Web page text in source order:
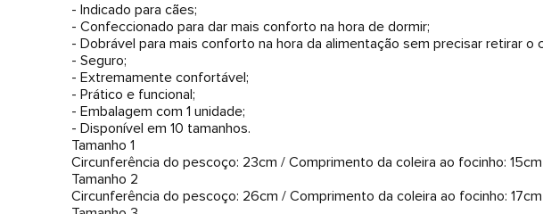
- Indicado para cães;
- Confeccionado para dar mais conforto na hora de dormir;
- Dobrável para mais conforto na hora da alimentação sem precisar retirar o
- Seguro;
- Extremamente confortável;
- Prático e funcional;
- Embalagem com 1 unidade;
- Disponível em 10 tamanhos.
Tamanho 1
Circunferência do pescoço: 23cm / Comprimento da coleira ao focinho: 15cm
Tamanho 2
Circunferência do pescoço: 26cm / Comprimento da coleira ao focinho: 17cm